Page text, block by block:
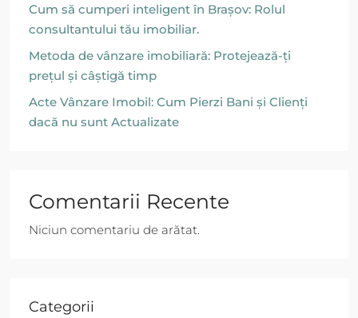
Cum să cumperi inteligent în Brașov: Rolul
consultantului tău imobiliar.
Metoda de vânzare imobiliară: Protejează-ți
prețul și câștigă timp
Acte Vânzare Imobil: Cum Pierzi Bani și Clienți
dacă nu sunt Actualizate
Comentarii Recente
Niciun comentariu de arătat.
Categorii